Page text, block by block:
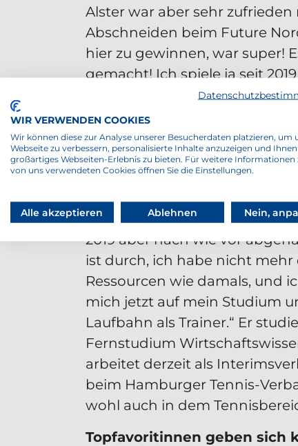
Alster war aber sehr
Abschneiden beim Future
hier zu gewinnen, war super!
gemacht! Ich spiele ja seit
international, und ich hatte
nicht geplant, das Turnier
dann hatte von Hindte Ende
Wildcard-Turnier im Vorfeld
gewonnen und sich somit
Hauptfeldteilnahme erspielt.
Karriere ist für den deutschen
2019 aber nach wie vor
ist durch, ich habe nicht mehr
Ressourcen wie damals, und
mich jetzt auf mein Studium
Laufbahn als Trainer.“ Er
Fernstudium
arbeitet derzeit als
beim Hamburger Tennis-
wohl auch in dem
Topfavoritinnen geben sich
WIR VERWENDEN COOKIES
Wir können diese zur Analyse unserer Besucherdaten platzieren, um
Webseite zu verbessern, personalisierte Inhalte anzuzeigen und
großartiges Webseiten-Erlebnis zu bieten. Für weitere Informationen
von uns verwendeten Cookies öffnen Sie die Einstellungen.
Alle akzeptieren Ablehnen Nein,